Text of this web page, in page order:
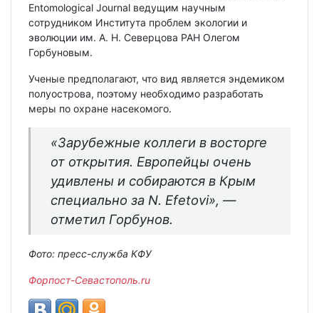
Entomological Journal ведущим научным
сотрудником Института проблем экологии и
эволюции им. А. Н. Северцова РАН Олегом
Горбуновым.
Ученые предполагают, что вид является эндемиком
полуострова, поэтому необходимо разработать
меры по охране насекомого.
«Зарубежные коллеги в восторге
от открытия. Европейцы очень
удивлены и собираются в Крым
специально за N. Efetovi», —
отметил Горбунов.
Фото: пресс-служба КФУ
Форпост-Севастополь.ru